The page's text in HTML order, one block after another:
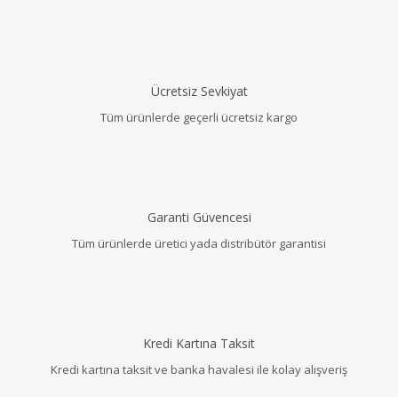
Ücretsiz Sevkiyat
Tüm ürünlerde geçerli ücretsiz kargo
Garanti Güvencesi
Tüm ürünlerde üretici yada distribütör garantisi
Kredi Kartına Taksit
Kredi kartına taksit ve banka havalesi ile kolay alışveriş